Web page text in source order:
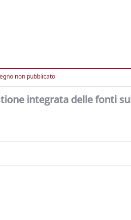
non pubblicato
integrata delle fonti